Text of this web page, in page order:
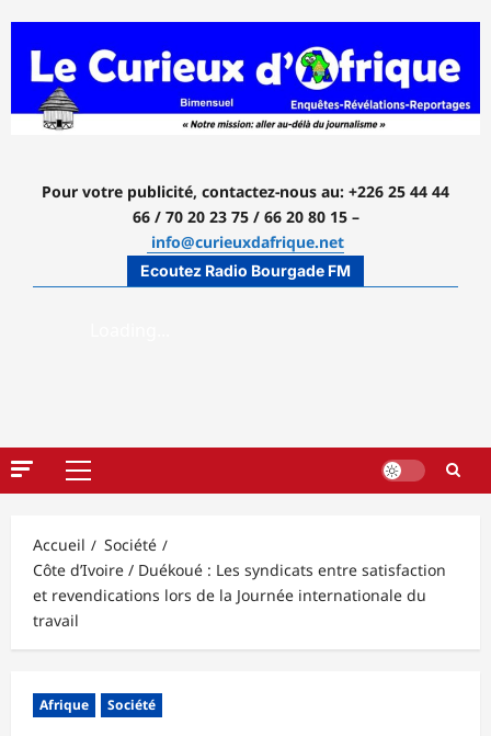
contenu
Pour votre publicité, contactez-nous au: +226 25 44 44
66 / 70 20 23 75 / 66 20 80 15 –
info@curieuxdafrique.net
Ecoutez Radio Bourgade FM
Menu
Accueil
Société
Côte d’Ivoire / Duékoué : Les syndicats entre satisfaction
et revendications lors de la Journée internationale du
travail
Afrique Société